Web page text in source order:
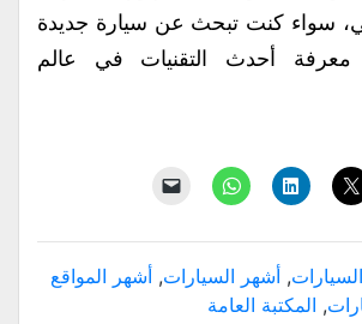
سواء كنت تبحث عن سيارة جديدة
أحدث التقنيات في عالم
النقر
للمشاركة
(فتح
نافذة
جديدة)
اضغط
لتشارك
(فتح
في
نافذة
جديدة)
انقر
للمشاركة
(فتح
نافذة
جديدة)
البريد
الإلكتروني
إلى
صديق
, أشهر السيارات, أشهر المواقع
, المكتبة العامة